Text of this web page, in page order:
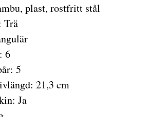
plast, rostfritt stål
Trä
6
5
21,3 cm
Ja